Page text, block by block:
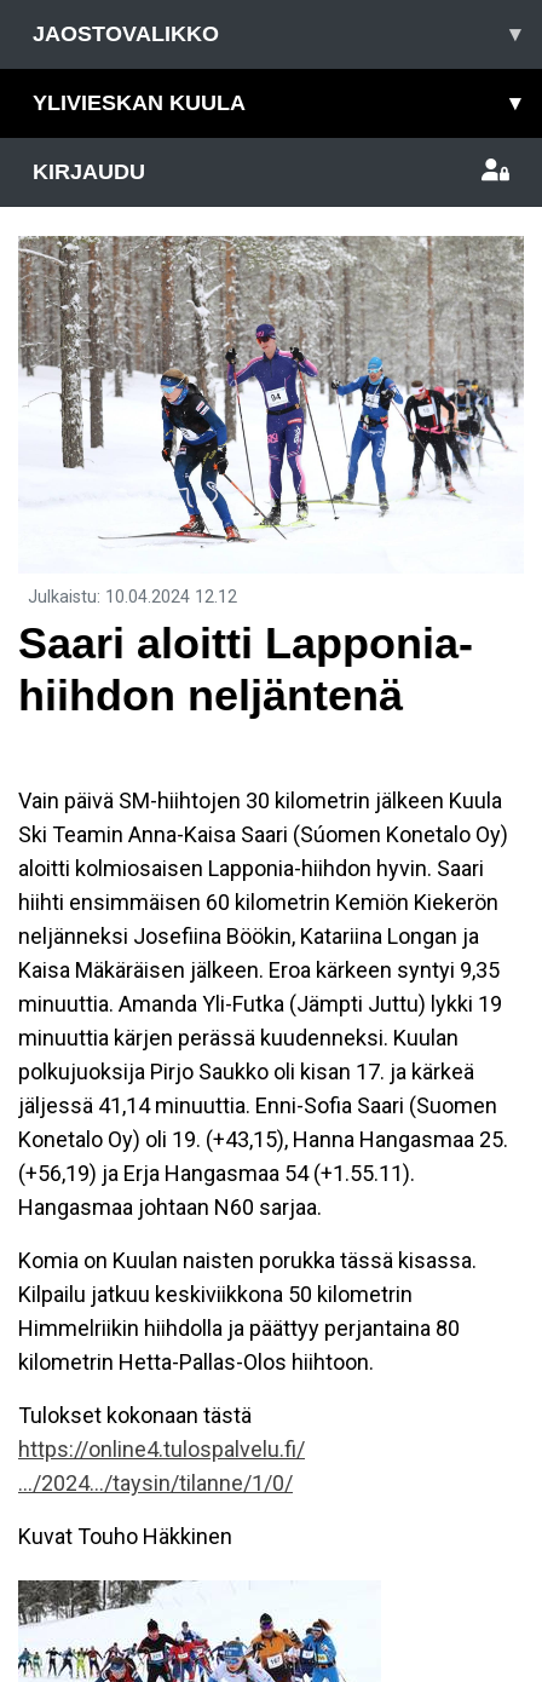
JAOSTOVALIKKO ▾
YLIVIESKAN KUULA ▾
KIRJAUDU
Julkaistu: 10.04.2024 12.12
Saari aloitti Lapponia-
hiihdon neljäntenä
Vain päivä SM-hiihtojen 30 kilometrin jälkeen Kuula
Ski Teamin Anna-Kaisa Saari (Súomen Konetalo Oy)
aloitti kolmiosaisen Lapponia-hiihdon hyvin. Saari
hiihti ensimmäisen 60 kilometrin Kemiön Kiekerön
neljänneksi Josefiina Böökin, Katariina Longan ja
Kaisa Mäkäräisen jälkeen. Eroa kärkeen syntyi 9,35
minuuttia. Amanda Yli-Futka (Jämpti Juttu) lykki 19
minuuttia kärjen perässä kuudenneksi. Kuulan
polkujuoksija Pirjo Saukko oli kisan 17. ja kärkeä
jäljessä 41,14 minuuttia. Enni-Sofia Saari (Suomen
Konetalo Oy) oli 19. (+43,15), Hanna Hangasmaa 25.
(+56,19) ja Erja Hangasmaa 54 (+1.55.11).
Hangasmaa johtaan N60 sarjaa.
Komia on Kuulan naisten porukka tässä kisassa.
Kilpailu jatkuu keskiviikkona 50 kilometrin
Himmelriikin hiihdolla ja päättyy perjantaina 80
kilometrin Hetta-Pallas-Olos hiihtoon.
Tulokset kokonaan tästä
https://online4.tulospalvelu.fi/
…/2024…/taysin/tilanne/1/0/
Kuvat Touho Häkkinen